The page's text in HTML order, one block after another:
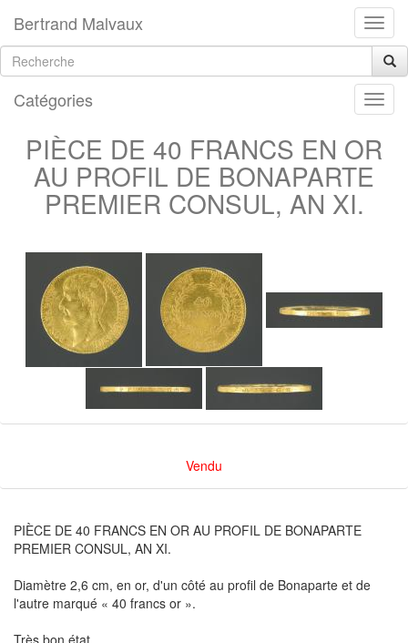
Bertrand Malvaux
Catégories
PIÈCE DE 40 FRANCS EN OR
AU PROFIL DE BONAPARTE
PREMIER CONSUL, AN XI.
Vendu
PIÈCE DE 40 FRANCS EN OR AU PROFIL DE BONAPARTE
PREMIER CONSUL, AN XI.
Diamètre 2,6 cm, en or, d'un côté au profil de Bonaparte et de
l'autre marqué « 40 francs or ».
Très bon état.